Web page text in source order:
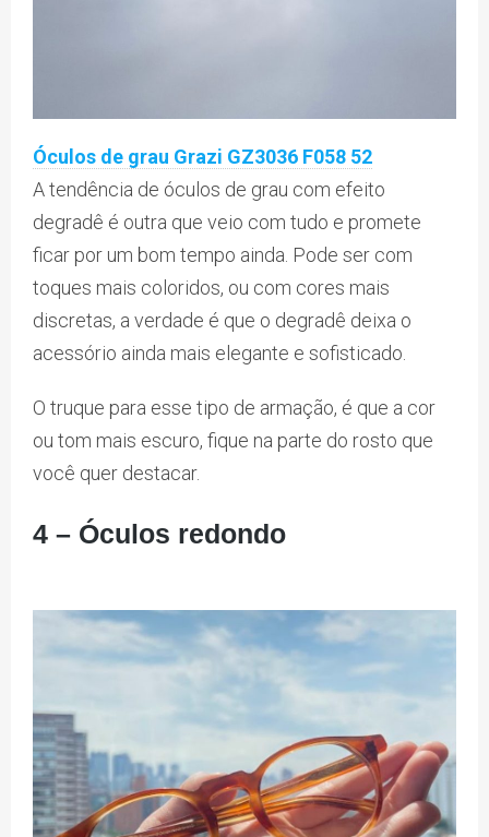
Óculos de grau Grazi GZ3036 F058 52
A tendência de óculos de grau com efeito
degradê é outra que veio com tudo e promete
ficar por um bom tempo ainda. Pode ser com
toques mais coloridos, ou com cores mais
discretas, a verdade é que o degradê deixa o
acessório ainda mais elegante e sofisticado.
O truque para esse tipo de armação, é que a cor
ou tom mais escuro, fique na parte do rosto que
você quer destacar.
4 – Óculos redondo